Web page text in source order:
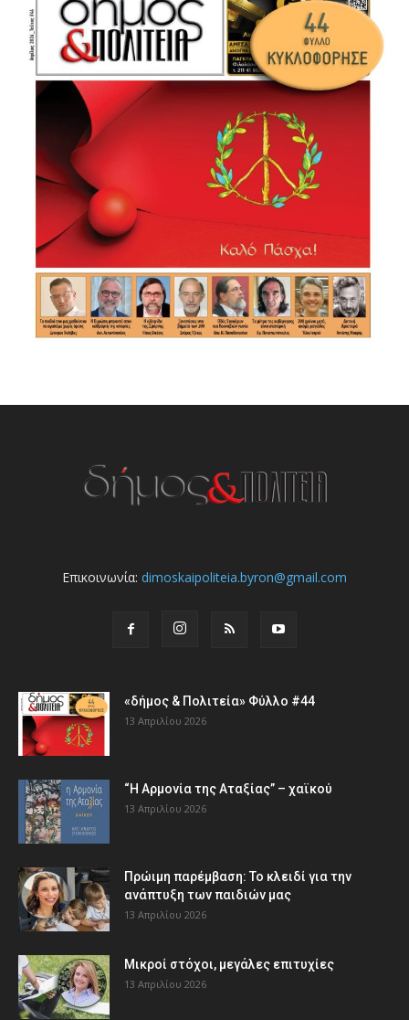
Επικοινωνία: dimoskaipoliteia.byron@gmail.com
«δήμος & Πολιτεία» Φύλλο #44
13 Απριλίου 2026
“Η Αρμονία της Αταξίας” – χαϊκού
13 Απριλίου 2026
Πρώιμη παρέμβαση: Το κλειδί για την
ανάπτυξη των παιδιών µας
13 Απριλίου 2026
Μικροί στόχοι, μεγάλες επιτυχίες
13 Απριλίου 2026